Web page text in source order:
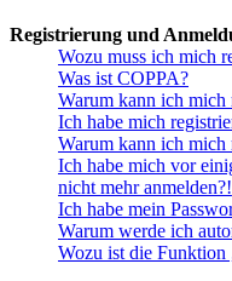
Registrierung und
Wozu muss ich mich
Was ist COPPA?
Warum kann ich mich
Ich habe mich
Warum kann ich mich
Ich habe mich vor
nicht mehr anmelden?!
Ich habe mein
Warum werde ich
Wozu ist die Funktion